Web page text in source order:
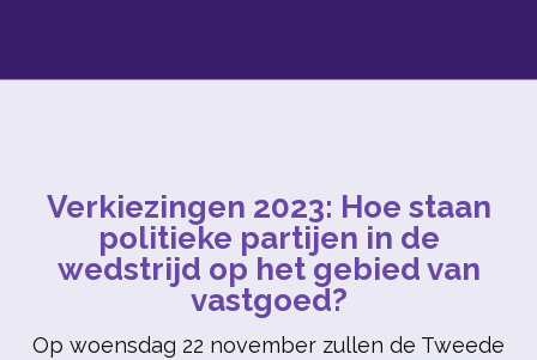
Verkiezingen 2023: Hoe staan
politieke partijen in de
wedstrijd op het gebied van
vastgoed?
Op woensdag 22 november zullen de Tweede